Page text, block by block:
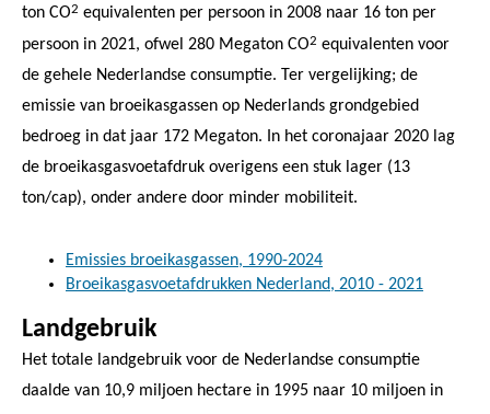
ton CO2 equivalenten per persoon in 2008 naar 16 ton per
persoon in 2021, ofwel 280 Megaton CO2 equivalenten voor
de gehele Nederlandse consumptie. Ter vergelijking; de
emissie van broeikasgassen op Nederlands grondgebied
bedroeg in dat jaar 172 Megaton. In het coronajaar 2020 lag
de broeikasgasvoetafdruk overigens een stuk lager (13
ton/cap), onder andere door minder mobiliteit.
Emissies broeikasgassen, 1990-2024
Broeikasgasvoetafdrukken Nederland, 2010 - 2021
Landgebruik
Het totale landgebruik voor de Nederlandse consumptie
daalde van 10,9 miljoen hectare in 1995 naar 10 miljoen in